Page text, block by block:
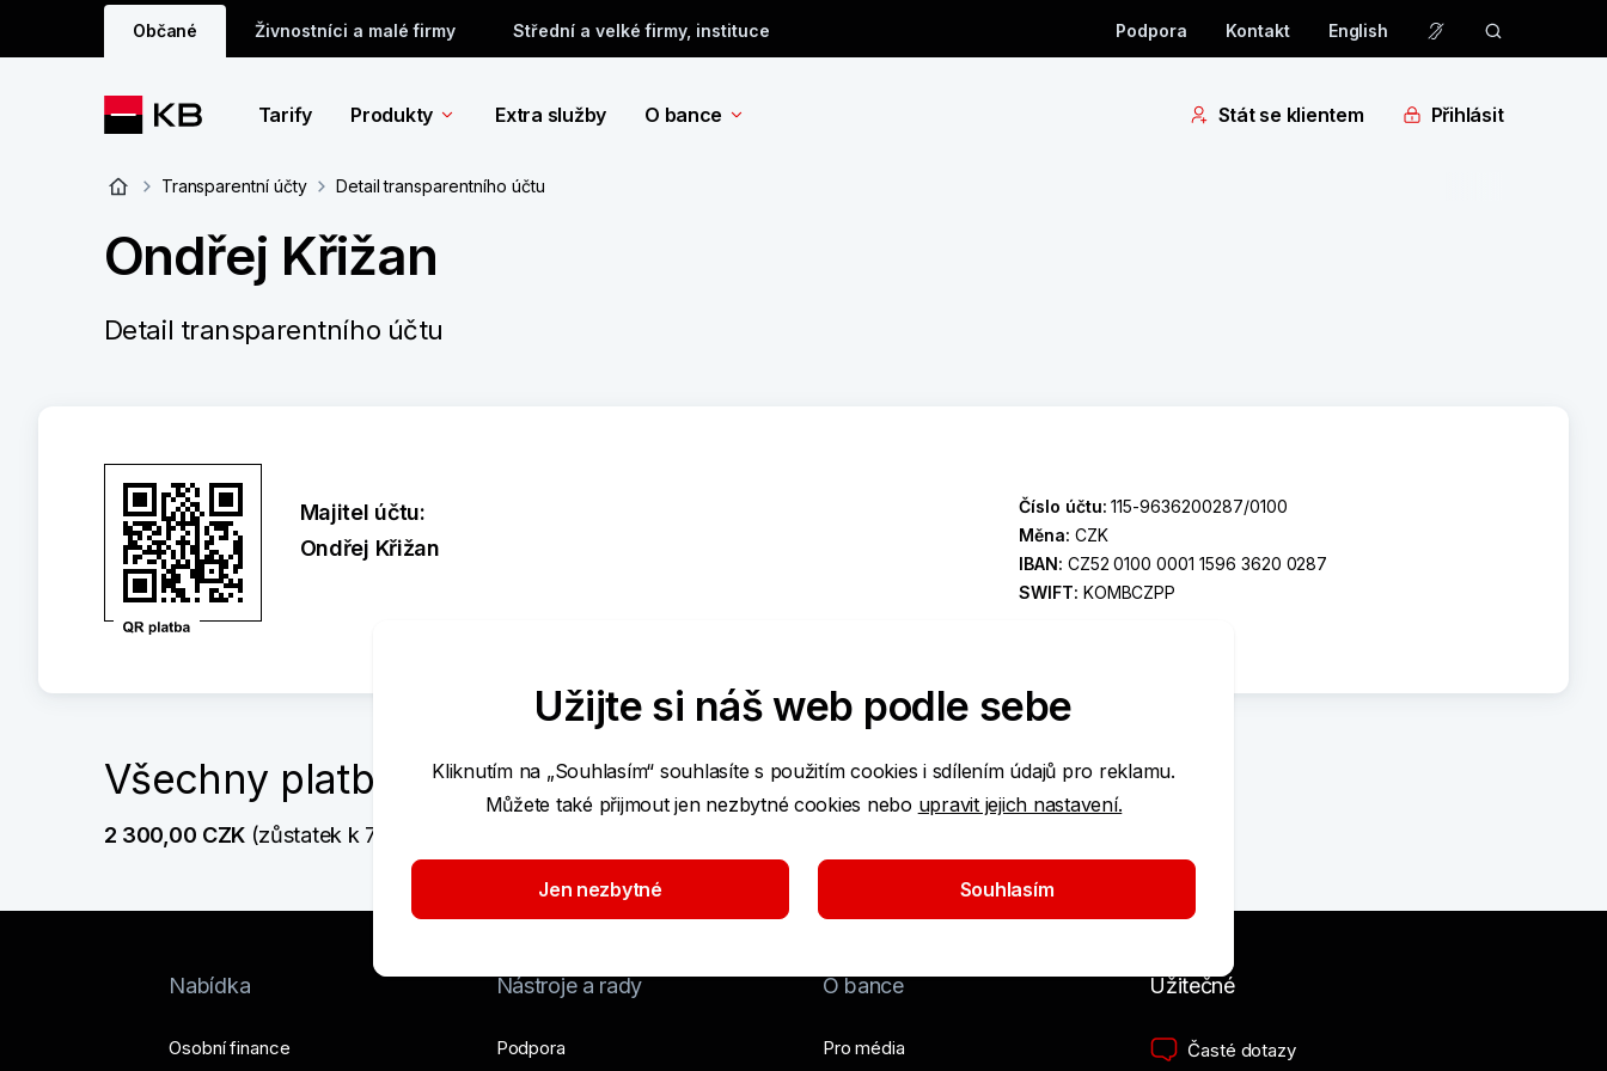
Občané Živnostníci a malé firmy Střední a velké firmy, instituce Podpora Kontakt English
Tarify Produkty Extra služby O bance Stát se klientem Přihlásit
Transparentní účty Detail transparentního účtu
Ondřej Křižan
Detail transparentního účtu
Majitel účtu:
Ondřej Křižan
Číslo účtu:115-9636200287/0100
Měna: CZK
IBAN: CZ52 0100 0001 1596 3620 0287
SWIFT: KOMBCZPP
Všechny platby
2 300,00 CZK (zůstatek k 7. 8. 2026  9:14)
Nabídka
Osobní finance
Nástroje a rady
Podpora
O bance
Pro média
Užitečné
Časté dotazy
Užijte si náš web podle sebe
Kliknutím na „Souhlasím“ souhlasíte s použitím cookies i sdílením údajů pro reklamu.
Můžete také přijmout jen nezbytné cookies nebo upravit jejich nastavení.
Jen nezbytné Souhlasím